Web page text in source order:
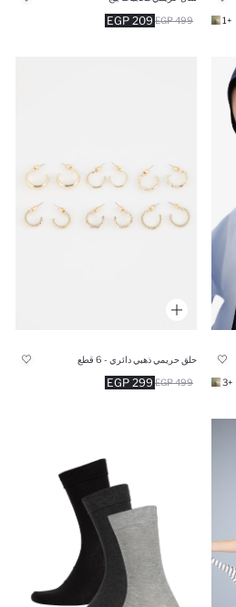
+1
209 EGP 499 EGP
+3
حلق حريمي ذهبي دائري - 6 قطع
299 EGP 499 EGP